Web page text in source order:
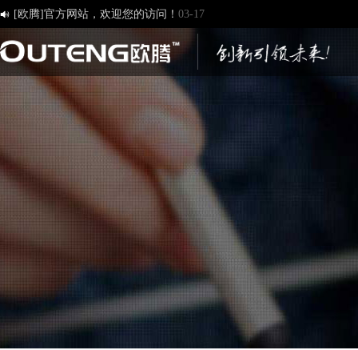
 [欧腾]官方网站，欢迎您的访问！ 03-17
济南欧腾文化传媒有限公司，新版网站正式开通！ 03-12
创造一流品牌 打造一流服务 01-09